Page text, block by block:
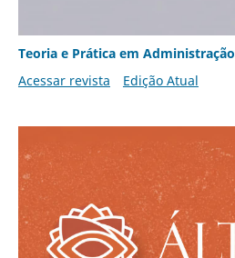
Teoria e Prática em Administração
Acessar revista
Edição Atual